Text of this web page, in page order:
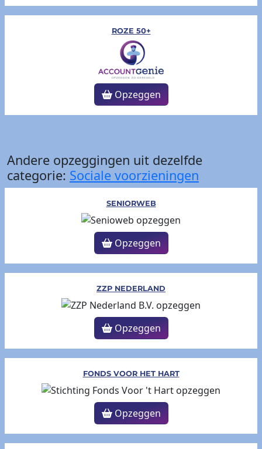
ROZE 50+
Opzeggen
Andere opzeggingen uit dezelfde
categorie: Sociale voorzieningen
SENIORWEB
Opzeggen
ZZP NEDERLAND
Opzeggen
FONDS VOOR HET HART
Opzeggen